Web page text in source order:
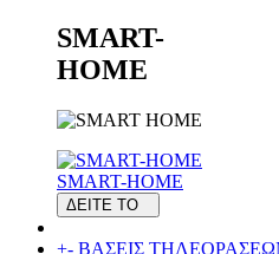
SMART-
HOME
SMART-HOME
ΔΕΙΤΕ ΤΟ
+- ΒΑΣΕΙΣ